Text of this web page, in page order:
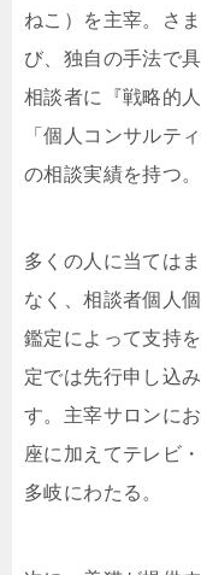
ねこ）を主宰。さ
び、独自の手法で
相談者に『戦略的
「個人コンサルテ
の相談実績を持つ。
多くの人に当ては
なく、相談者個人
鑑定によって支持
定では先行申し込
す。主宰サロンに
座に加えてテレビ
多岐にわたる。